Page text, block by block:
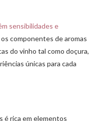
sensibilidades e
componentes de aromas
do vinho tal como doçura,
únicas para cada
é rica em elementos